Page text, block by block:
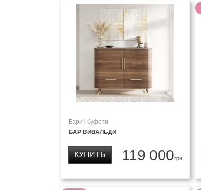
Бари і буфети
БАР ВИВАЛЬДИ
119 000грн
КУПИТЬ